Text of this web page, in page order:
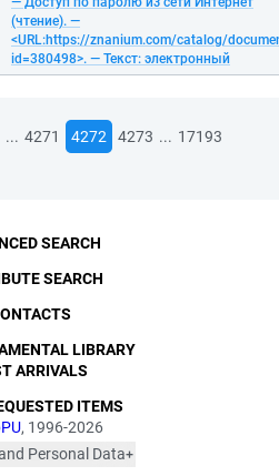
(чтение). —
<URL:https://znanium.com/catalog/
id=380498>. — Текст: электронный
... 4271 4272 4273 ... 17193
, 1996-2026
Personal Data
SEARCH
SEARCH
LIBRARY
ARRIVALS
ITEMS